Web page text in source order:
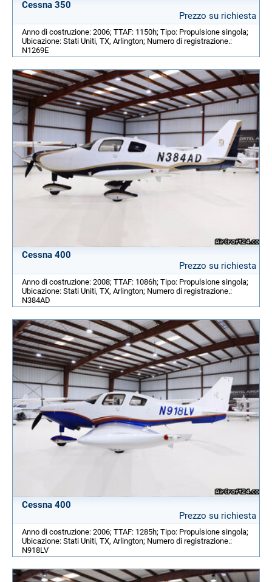
Cessna 350
Prezzo su richiesta
Anno di costruzione: 2006; TTAF: 1150h; Tipo: Propulsione singola;
Ubicazione: Stati Uniti, TX, Arlington; Numero di registrazione.:
N1269E
Cessna 400
Prezzo su richiesta
Anno di costruzione: 2008; TTAF: 1086h; Tipo: Propulsione singola;
Ubicazione: Stati Uniti, TX, Arlington; Numero di registrazione.:
N384AD
Cessna 400
Prezzo su richiesta
Anno di costruzione: 2006; TTAF: 1285h; Tipo: Propulsione singola;
Ubicazione: Stati Uniti, TX, Arlington; Numero di registrazione.:
N918LV